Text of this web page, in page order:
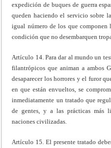
expedición de buques de guerra
queden haciendo el servicio sobre
igual número de los que componen
condición que no desembarquen
Artículo 14. Para dar al mundo un
filantrópicos que animan a ambos
desaparecer los horrores y el furor
en que están envueltos, se
inmediatamente un tratado que
de gentes, y a las prácticas más
naciones civilizadas.
Artículo 15. El presente tratado